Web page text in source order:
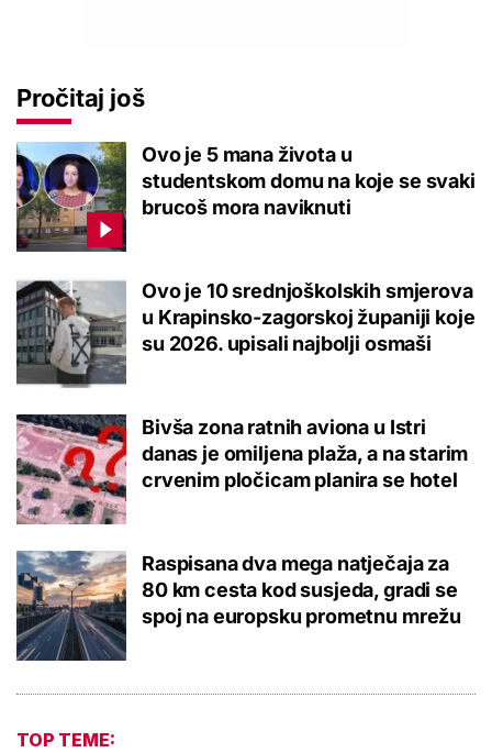
Pročitaj još
Ovo je 5 mana života u
studentskom domu na koje se svaki
brucoš mora naviknuti
Ovo je 10 srednjoškolskih smjerova
u Krapinsko-zagorskoj županiji koje
su 2026. upisali najbolji osmaši
Bivša zona ratnih aviona u Istri
danas je omiljena plaža, a na starim
crvenim pločicam planira se hotel
Raspisana dva mega natječaja za
80 km cesta kod susjeda, gradi se
spoj na europsku prometnu mrežu
TOP TEME: